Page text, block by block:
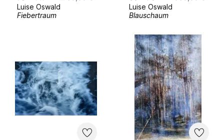
November 2025
Gruppenausstellung, Global Art Gallery, Berlin
November – Januar 2026
Gruppenausstellung, Galerie Lichtblau, Berlin
Luise Oswald
Fiebertraum
Luise Oswald
Blauschaum